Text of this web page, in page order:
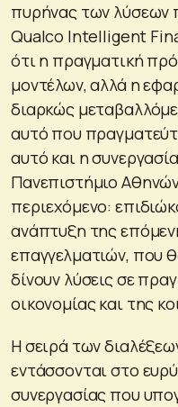
πυρήνας των λύσεων
Qualco Intelligent
ότι η πραγματική
μοντέλων, αλλά η
διαρκώς
αυτό που
αυτό και η
Πανεπιστήμιο
περιεχόμενο:
ανάπτυξη της
επαγγελματιών, που
δίνουν λύσεις σε
οικονομίας και της
Η σειρά των
εντάσσονται στο
συνεργασίας που